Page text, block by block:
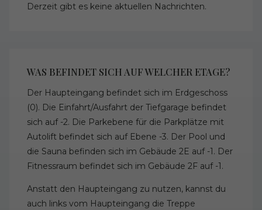
Derzeit gibt es keine aktuellen Nachrichten.
WAS BEFINDET SICH AUF WELCHER ETAGE?
Der Haupteingang befindet sich im Erdgeschoss
(0). Die Einfahrt/Ausfahrt der Tiefgarage befindet
sich auf -2. Die Parkebene für die Parkplätze mit
Autolift befindet sich auf Ebene -3. Der Pool und
die Sauna befinden sich im Gebäude 2E auf -1. Der
Fitnessraum befindet sich im Gebäude 2F auf -1.
Anstatt den Haupteingang zu nutzen, kannst du
auch links vom Haupteingang die Treppe